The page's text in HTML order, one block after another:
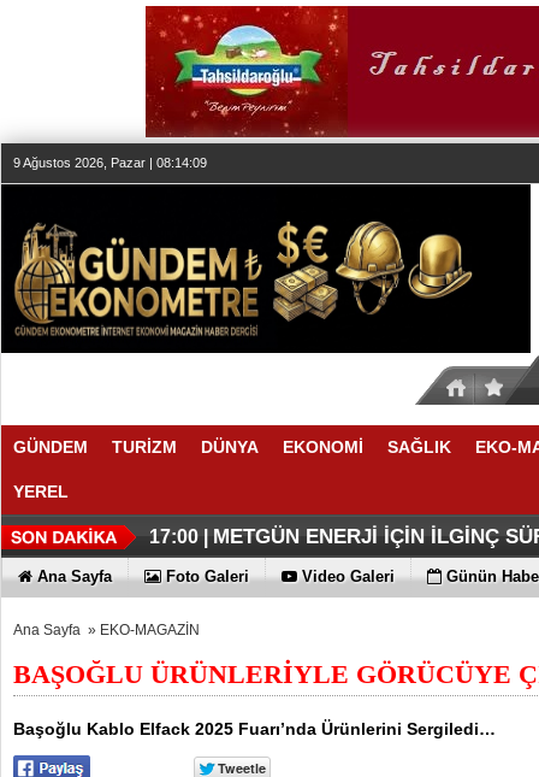
9 Ağustos 2026, Pazar | 08:14:09
GÜNDEM TURİZM DÜNYA EKONOMİ SAĞLIK EKO-
YEREL
17:11 |O ANLAŞMADA NELER VAR
17:08 |O TAHMİNDE YÜKSELME VAR
17:00 | METGÜN ENERJİ İÇİN İLGİNÇ
12:17 |THY REKOR KIRMAYI SEVİYOR
12:02 |ÖZEL FİYATLARLA GELDİLER
11:56 |İŞTE HONOR MAGIC V6
11:53 |TECNO'DA YENİLİKLER VAR
Ana Sayfa Foto Galeri Video Galeri Günün
Ana Sayfa » EKO-MAGAZİN
BAŞOĞLU ÜRÜNLERİYLE GÖRÜCÜYE
Başoğlu Kablo Elfack 2025 Fuarı’nda Ürünlerini Sergiledi…